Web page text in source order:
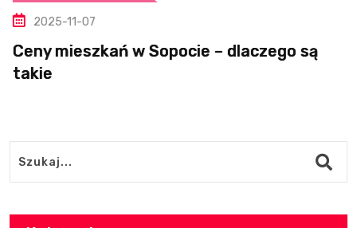
2025-11-07
Ceny mieszkań w Sopocie – dlaczego są
takie